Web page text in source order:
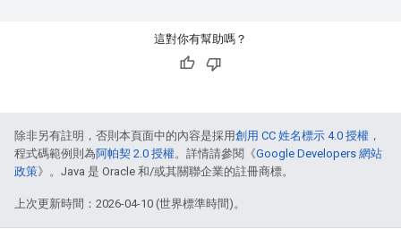
這對你有幫助嗎？
除非另有註明，否則本頁面中的內容是採用創用 CC 姓名標示 4.0 授權 ，
程式碼範例則為阿帕契 2.0 授權。詳情請參閱《Google Developers 網站
政策》。Java 是 Oracle 和/或其關聯企業的註冊商標。
上次更新時間：2026-04-10 (世界標準時間)。